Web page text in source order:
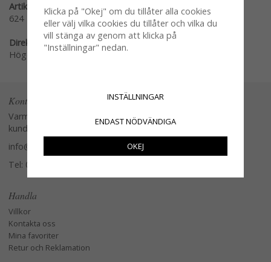
Artikelnummer:
624
Direktlänk:
Högerklicka och kopiera adressen
Kontakta oss
Varmt välkommen att kontakta vår
kundtjänst.
info@glasverandan.se
Tel: 079-3495968
Handla
Villkor
Kontakta oss
Mina favoriter
Retur och Reklamation
Klicka på "Okej" om du tillåter alla cookies
eller välj vilka cookies du tillåter och vilka du
vill stänga av genom att klicka på
"Inställningar" nedan.
INSTÄLLNINGAR
ENDAST NÖDVÄNDIGA
OKEJ